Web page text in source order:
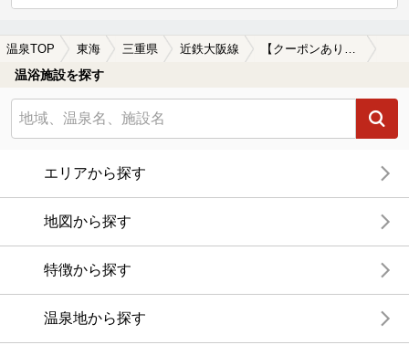
温泉TOP 東海 三重県 近鉄大阪線 【クーポンあり】子連れOKな近鉄大阪線周辺の温泉、日帰り温泉、スーパー銭湯を探す
温浴施設を探す
エリアから探す
地図から探す
特徴から探す
温泉地から探す